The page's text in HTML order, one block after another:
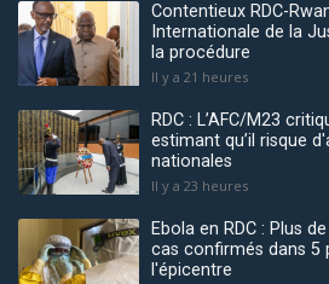
Contentieux RDC-
Internationale de la
la procédure
Il y a 21 heures
RDC : L’AFC/M23
estimant qu’il risque
nationales
Il y a 23 heures
Ebola en RDC : Plus
cas confirmés dans 5
l'épicentre